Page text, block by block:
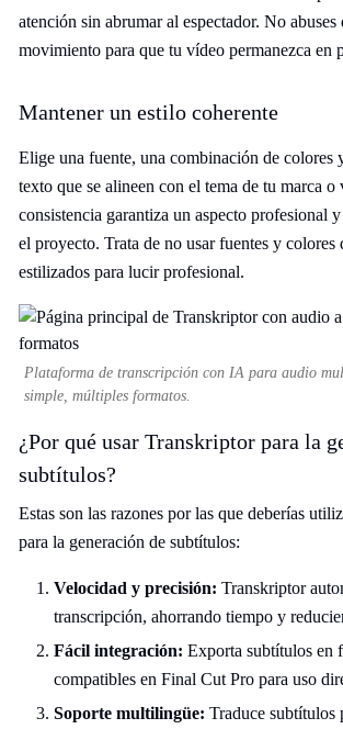
atención sin abrumar al espectador. No abuses
movimiento para que tu vídeo permanezca en
Mantener un estilo coherente
Elige una fuente, una combinación de colores
texto que se alineen con el tema de tu marca o
consistencia garantiza un aspecto profesional
el proyecto. Trata de no usar fuentes y colores
estilizados para lucir profesional.
Plataforma de transcripción con IA para audio
simple, múltiples formatos.
¿Por qué usar Transkriptor para la
subtítulos?
Estas son las razones por las que deberías
para la generación de subtítulos:
Velocidad y precisión: Transkriptor
transcripción, ahorrando tiempo y
Fácil integración: Exporta subtítulos en
compatibles en Final Cut Pro para uso
Soporte multilingüe: Traduce subtítulos